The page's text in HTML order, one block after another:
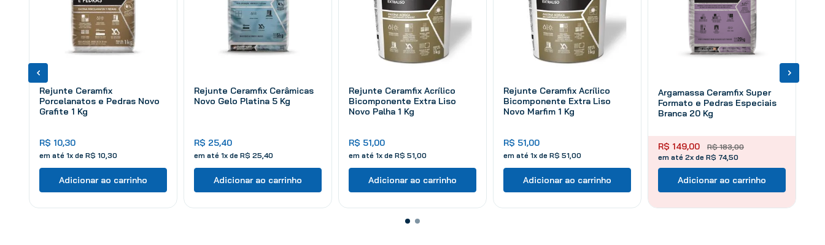
Rejunte Ceramfix
Porcelanatos e Pedras Novo
Grafite 1 Kg
R$ 10,30
em até 1x de R$ 10 30
Adicionar ao carrinho
Rejunte Ceramfix Cerâmicas
Novo Gelo Platina 5 Kg
R$ 25,40
em até 1x de R$ 25 40
Adicionar ao carrinho
Rejunte Ceramfix Acrílico
Bicomponente Extra Liso
Novo Palha 1 Kg
R$ 51,00
em até 1x de R$ 51 00
Adicionar ao carrinho
Rejunte Ceramfix Acrílico
Bicomponente Extra Liso
Novo Marfim 1 Kg
R$ 51,00
em até 1x de R$ 51 00
Adicionar ao carrinho
Argamassa Ceramfix Super
Formato e Pedras Especiais
Branca 20 Kg
R$ 183,00
R$ 149,00
em até 2x de R$ 74,50
Adicionar ao carrinho